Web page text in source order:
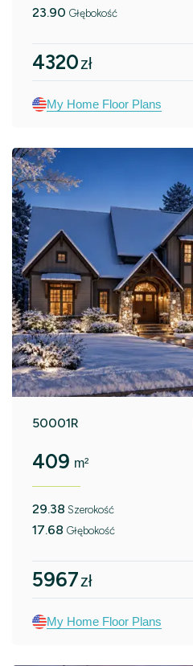
23.90 Głębokość
4320zł
My Home Floor Plans
50001R
409 m²
29.38 Szerokość
17.68 Głębokość
5967zł
My Home Floor Plans